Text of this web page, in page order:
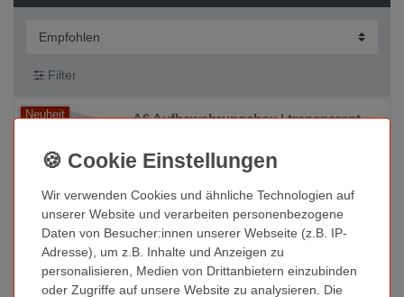
Filter
Neuheit A6 Aufbewahrungsbox | transparent
2,94 € *
* zzgl. MwSt.
Aufbewahrungsboxen im DIN A6
Format
Wir verwenden Cookies und ähnliche Technologien auf
unserer Website und verarbeiten personenbezogene
Daten von Besucher:innen unserer Webseite (z.B. IP-
Adresse), um z.B. Inhalte und Anzeigen zu
personalisieren, Medien von Drittanbietern einzubinden
oder Zugriffe auf unsere Website zu analysieren. Die